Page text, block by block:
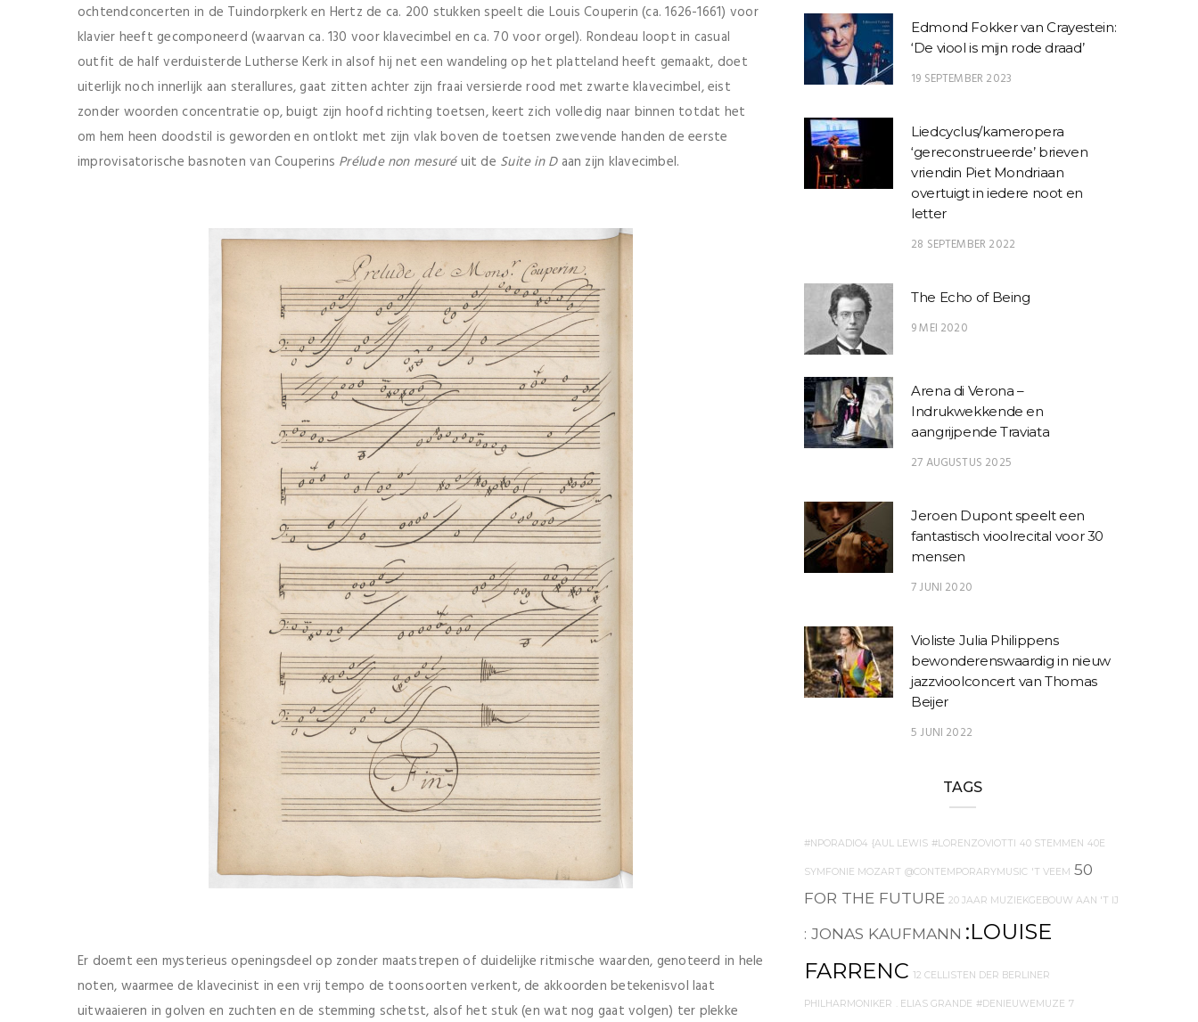
ochtendconcerten in de Tuindorpkerk en Hertz de ca. 200 stukken speelt die Louis Couperin (ca. 1626-1661) voor
klavier heeft gecomponeerd (waarvan ca. 130 voor klavecimbel en ca. 70 voor orgel). Rondeau loopt in casual
outfit de half verduisterde Lutherse Kerk in alsof hij net een wandeling op het platteland heeft gemaakt, doet
uiterlijk noch innerlijk aan sterallures, gaat zitten achter zijn fraai versierde rood met zwarte klavecimbel, eist
zonder woorden concentratie op, buigt zijn hoofd richting toetsen, keert zich volledig naar binnen totdat het
om hem heen doodstil is geworden en ontlokt met zijn vlak boven de toetsen zwevende handen de eerste
improvisatorische basnoten van Couperins Prélude non mesuréuit de Suite in D aan zijn klavecimbel.
Er doemt een mysterieus openingsdeel op zonder maatstrepen of duidelijke ritmische waarden, genoteerd in hele
noten, waarmee de klavecinist in een vrij tempo de toonsoorten verkent, de akkoorden betekenisvol laat
uitwaaieren in golven en zuchten en de stemming schetst, alsof het stuk (en wat nog gaat volgen) ter plekke
Edmond Fokker van Crayestein:
‘De viool is mijn rode draad’
19 SEPTEMBER 2023
Liedcyclus/kameropera
‘gereconstrueerde’ brieven
vriendin Piet Mondriaan
overtuigt in iedere noot en
letter
28 SEPTEMBER 2022
The Echo of Being
9 MEI 2020
Arena di Verona –
Indrukwekkende en
aangrijpende Traviata
27 AUGUSTUS 2025
Jeroen Dupont speelt een
fantastisch vioolrecital voor 30
mensen
7 JUNI 2020
Violiste Julia Philippens
bewonderenswaardig in nieuw
jazzvioolconcert van Thomas
Beijer
5 JUNI 2022
TAGS
#NPORADIO4 {AUL LEWIS #LORENZOVIOTTI 40 STEMMEN 40E
SYMFONIE MOZART @CONTEMPORARYMUSIC 'T VEEM 50
FOR THE FUTURE 20 JAAR MUZIEKGEBOUW AAN 'T IJ
: JONAS KAUFMANN :LOUISE
FARRENC 12 CELLISTEN DER BERLINER
PHILHARMONIKER . ELIAS GRANDE #DENIEUWEMUZE 7